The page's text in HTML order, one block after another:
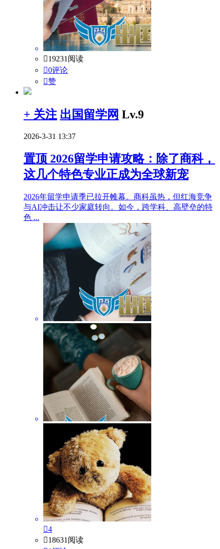
19231阅读
0评论
赞
+ 关注 出国留学网 Lv.9
2026-3-31 13:37
置顶 2026留学申请攻略：除了商科，
这几个特色专业正成为全球新宠
2026年留学申请季已拉开帷幕。商科虽热，但红海竞争
与AI冲击让不少家庭转向。如今，跨学科、高壁垒的特
色 ...
4
18631阅读